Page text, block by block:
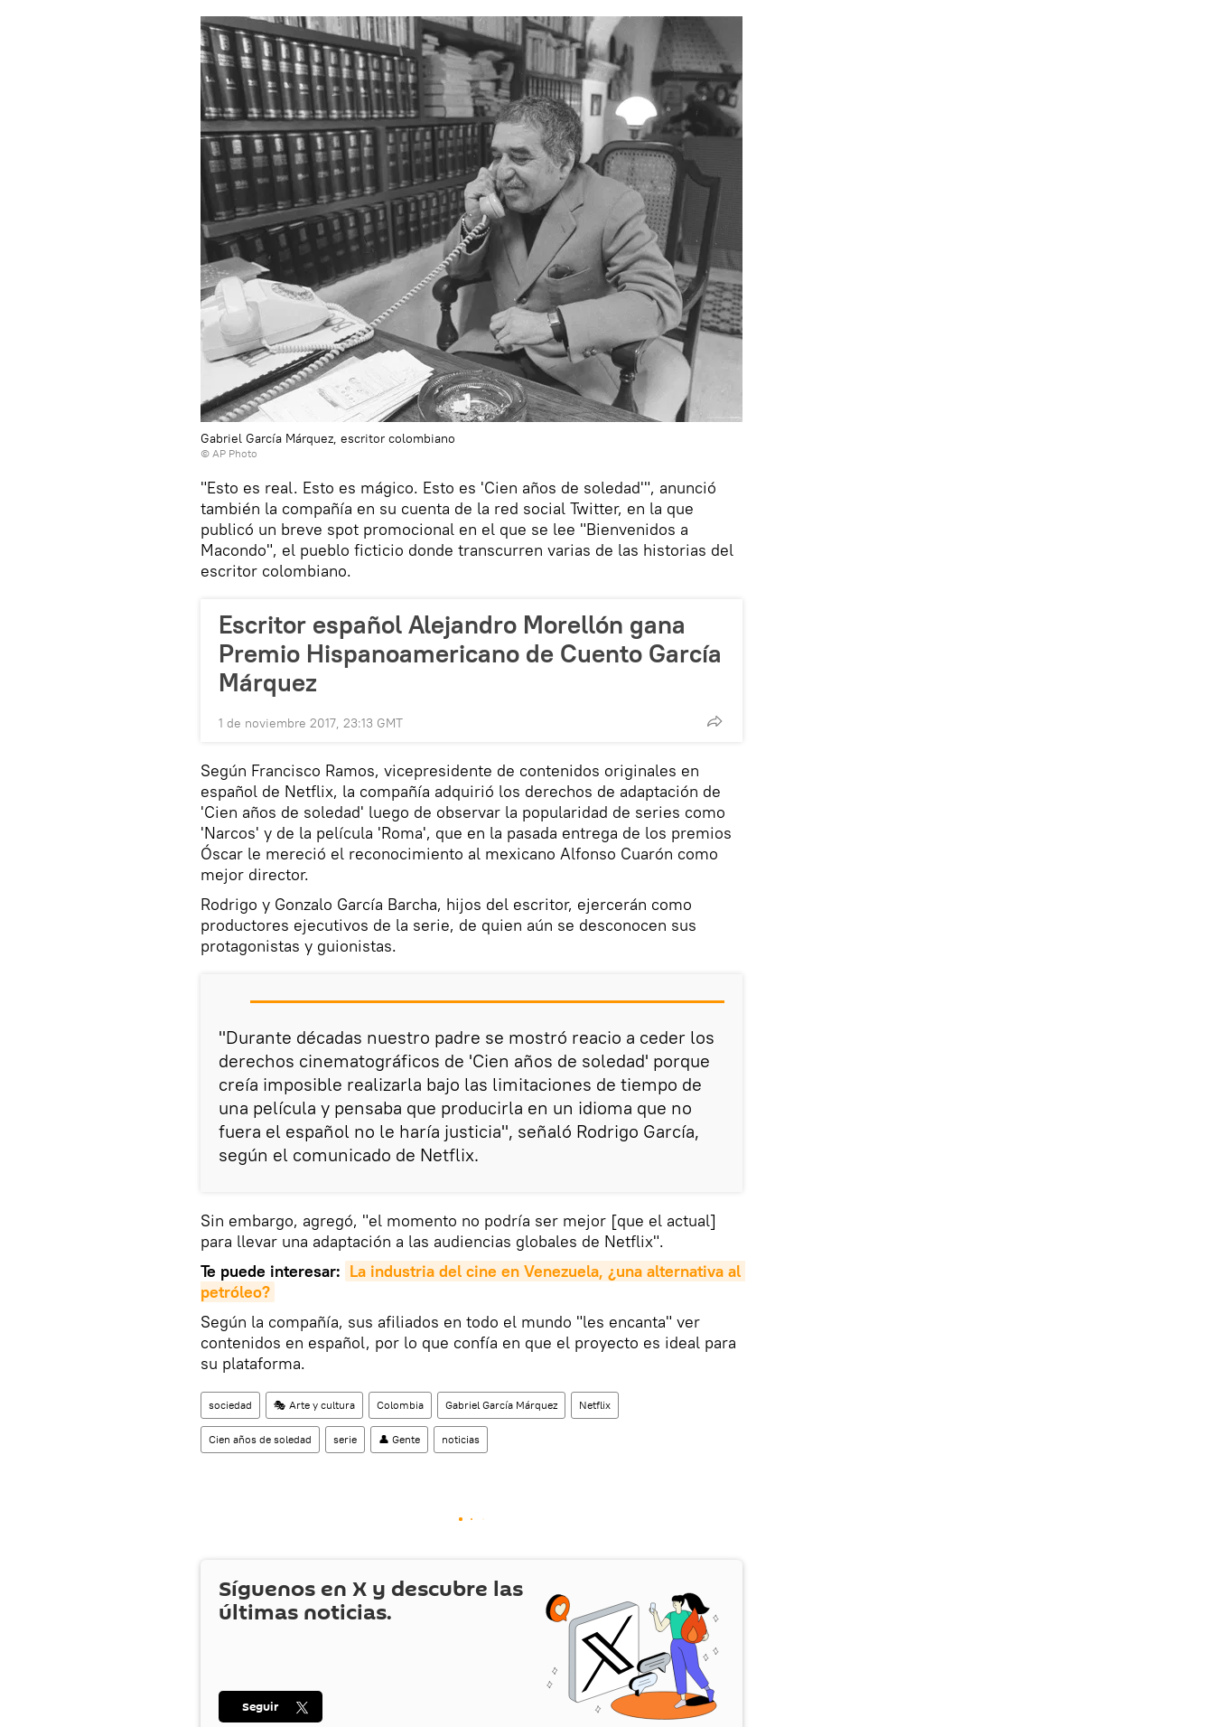
Gabriel García Márquez, escritor colombiano
© AP Photo
"Esto es real. Esto es mágico. Esto es 'Cien años de soledad'", anunció
también la compañía en su cuenta de la red social Twitter, en la que
publicó un breve spot promocional en el que se lee "Bienvenidos a
Macondo", el pueblo ficticio donde transcurren varias de las historias del
escritor colombiano.
Escritor español Alejandro Morellón gana
Premio Hispanoamericano de Cuento García
Márquez
1 de noviembre 2017, 23:13 GMT
Según Francisco Ramos, vicepresidente de contenidos originales en
español de Netflix, la compañía adquirió los derechos de adaptación de
'Cien años de soledad' luego de observar la popularidad de series como
'Narcos' y de la película 'Roma', que en la pasada entrega de los premios
Óscar le mereció el reconocimiento al mexicano Alfonso Cuarón como
mejor director.
Rodrigo y Gonzalo García Barcha, hijos del escritor, ejercerán como
productores ejecutivos de la serie, de quien aún se desconocen sus
protagonistas y guionistas.
"Durante décadas nuestro padre se mostró reacio a ceder los
derechos cinematográficos de 'Cien años de soledad' porque
creía imposible realizarla bajo las limitaciones de tiempo de
una película y pensaba que producirla en un idioma que no
fuera el español no le haría justicia", señaló Rodrigo García,
según el comunicado de Netflix.
Sin embargo, agregó, "el momento no podría ser mejor [que el actual]
para llevar una adaptación a las audiencias globales de Netflix".
Te puede interesar: La industria del cine en Venezuela, ¿una alternativa al
petróleo?
Según la compañía, sus afiliados en todo el mundo "les encanta" ver
contenidos en español, por lo que confía en que el proyecto es ideal para
su plataforma.
sociedad 🎭 Arte y cultura Colombia Gabriel García Márquez Netflix
Cien años de soledad serie 👤 Gente noticias
Síguenos en X y descubre las
últimas noticias.
Seguir